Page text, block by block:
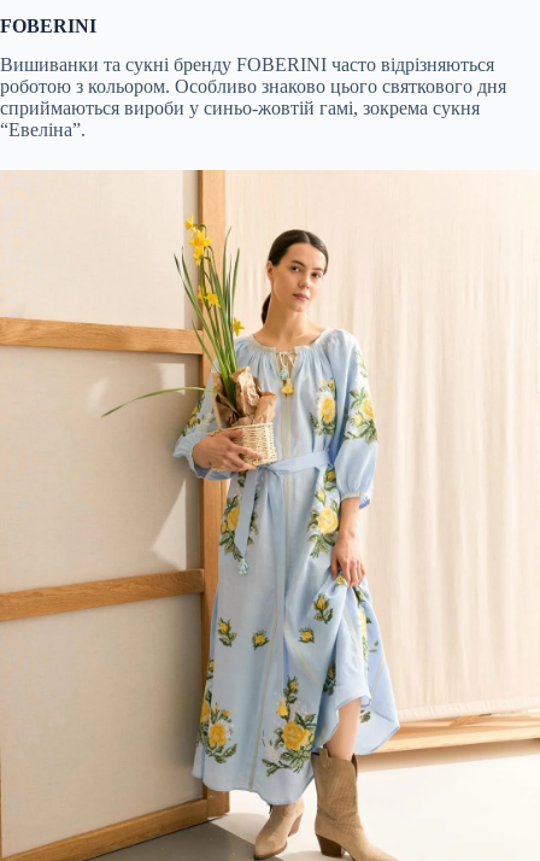
FOBERINI
Вишиванки та сукні бренду FOBERINI часто відрізняються
роботою з кольором. Особливо знаково цього святкового дня
сприймаються вироби у синьо-жовтій гамі, зокрема сукня
“Евеліна”.